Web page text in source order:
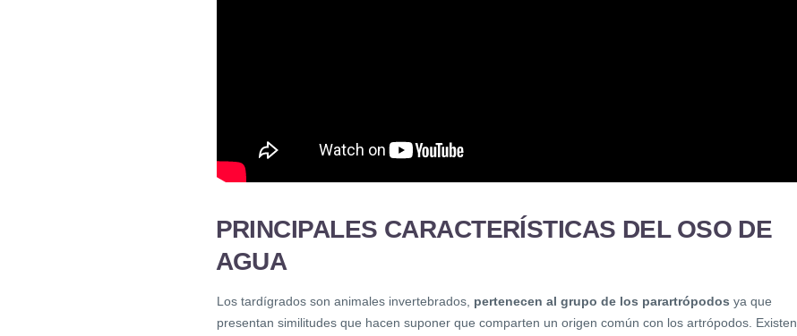
PRINCIPALES CARACTERÍSTICAS DEL OSO DE
AGUA
Los tardígrados son animales invertebrados, pertenecen al grupo de los parartrópodos ya que
presentan similitudes que hacen suponer que comparten un origen común con los artrópodos. Existen,